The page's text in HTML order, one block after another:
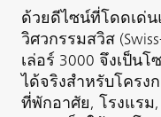
ด้วยดีไซน์ที่โดดเด่
วิศวกรรมสวิส
เล่อร์ 3000 จึงเป็น
ได้จริงสำหรับโครง
ที่พักอาศัย, โรงแรม